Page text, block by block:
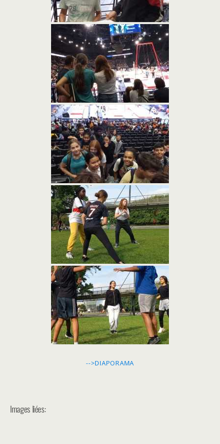
-->DIAPORAMA
Images liées: